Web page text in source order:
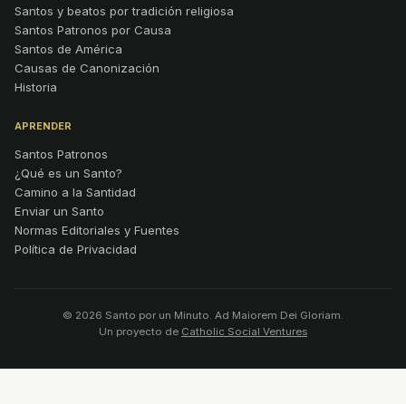
Santos y beatos por tradición religiosa
Santos Patronos por Causa
Santos de América
Causas de Canonización
Historia
APRENDER
Santos Patronos
¿Qué es un Santo?
Camino a la Santidad
Enviar un Santo
Normas Editoriales y Fuentes
Política de Privacidad
© 2026 Santo por un Minuto. Ad Maiorem Dei Gloriam.
Un proyecto de Catholic Social Ventures